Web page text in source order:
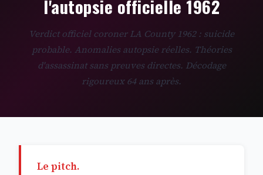
l'autopsie officielle 1962
Verdict officiel coroner LA County 1962 : suicide
probable. Anomalies autopsie réelles. Théories
d'assassinat sans preuves directes. Décodage
rigoureux 64 ans après.
Le pitch.